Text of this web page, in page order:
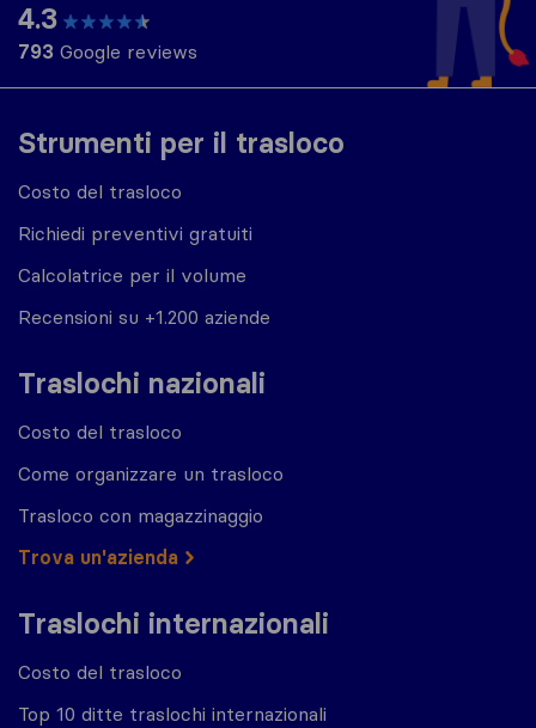
Strumenti per il trasloco
Costo del trasloco
Richiedi preventivi gratuiti
Calcolatrice per il volume
Recensioni su +1.200 aziende
Traslochi nazionali
Costo del trasloco
Come organizzare un trasloco
Trasloco con magazzinaggio
Trova un'azienda
Traslochi internazionali
Costo del trasloco
Top 10 ditte traslochi internazionali
4.3
793 Google reviews